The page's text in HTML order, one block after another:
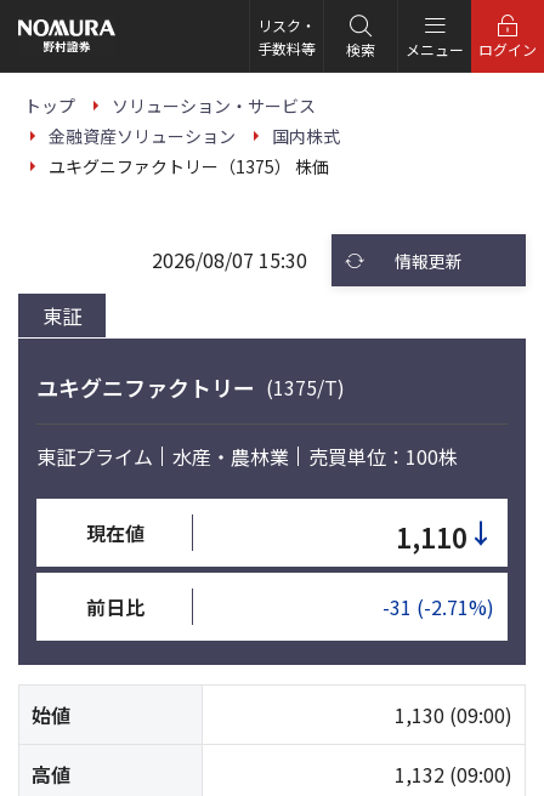
の
ー
リスク・
手数料等
検索 メニュー ログイン
トップ
ソリューション・サービス
金融資産ソリューション
国内株式
ユキグニファクトリー（1375） 株価
東証
2026/08/07 15:30 情報更新
ユキグニファクトリー (1375/T)
東証プライム 水産・農林業 売買単位：100株
現在値 1,110 ↓
前日比 -31 (-2.71%)
始値 1,130 (09:00)
高値 1,132 (09:00)